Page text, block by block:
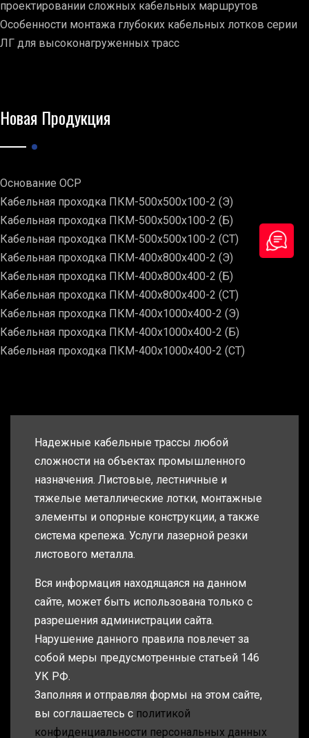
проектировании сложных кабельных маршрутов
Особенности монтажа глубоких кабельных лотков серии
ЛГ для высоконагруженных трасс
Новая Продукция
Основание ОСР
Кабельная проходка ПКМ-500х500х100-2 (Э)
Кабельная проходка ПКМ-500х500х100-2 (Б)
Кабельная проходка ПКМ-500х500х100-2 (СТ)
Кабельная проходка ПКМ-400х800х400-2 (Э)
Кабельная проходка ПКМ-400х800х400-2 (Б)
Кабельная проходка ПКМ-400х800х400-2 (СТ)
Кабельная проходка ПКМ-400х1000х400-2 (Э)
Кабельная проходка ПКМ-400х1000х400-2 (Б)
Кабельная проходка ПКМ-400х1000х400-2 (СТ)
Надежные кабельные трассы любой
сложности на объектах промышленного
назначения. Листовые, лестничные и
тяжелые металлические лотки, монтажные
элементы и опорные конструкции, а также
система крепежа. Услуги лазерной резки
листового металла.
Вся информация находящаяся на данном
сайте, может быть использована только с
разрешения администрации сайта.
Нарушение данного правила повлечет за
собой меры предусмотренные статьей 146
УК РФ.
Заполняя и отправляя формы на этом сайте,
вы соглашаетесь с политикой
конфиденциальности персональных данных